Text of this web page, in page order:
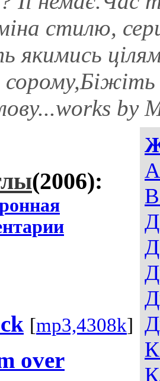
стилю,
якимись
by
(2006):
[mp3,4308k]
over